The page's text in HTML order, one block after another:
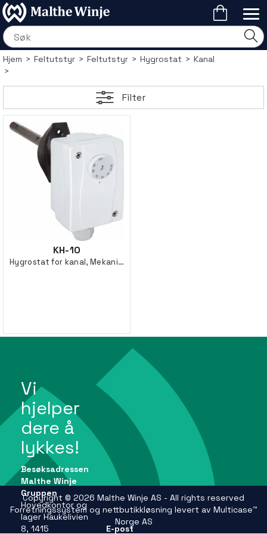
Hjem>Feltutstyr>Feltutstyr>Hygrostat>Kanal
>
Filter
KH-10
Hygrostat for kanal, Mekanisk
Vi
hjelper
dere å
lykkes!
Besøksadressen
Malthe Winje
Gruppen
Hovedkontor og
lager Haukelivien
8, 1415
E-post
Copyright © 2026 Malthe Winje AS - All rights reserved
Forretningssystem og nettbutikkløsning levert av Multicase™
Norge AS